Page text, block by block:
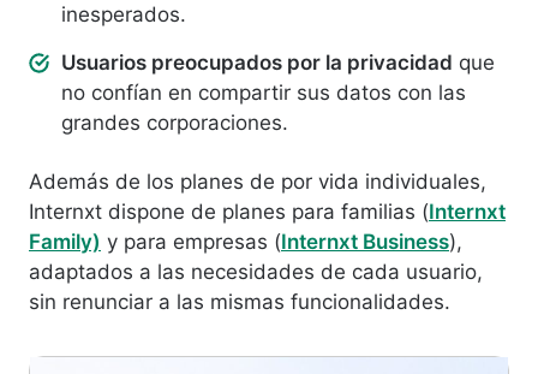
inesperados.
Usuarios preocupados por la privacidad que
no confían en compartir sus datos con las
grandes corporaciones.
Además de los planes de por vida individuales,
Internxt dispone de planes para familias (Internxt
Family) y para empresas (Internxt Business),
adaptados a las necesidades de cada usuario,
sin renunciar a las mismas funcionalidades.